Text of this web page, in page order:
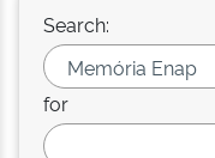
Search:
for